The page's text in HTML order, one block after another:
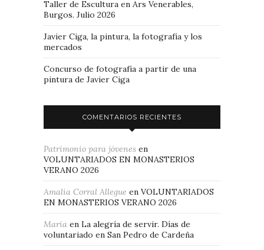
Taller de Escultura en Ars Venerables,
Burgos. Julio 2026
Javier Ciga, la pintura, la fotografía y los
mercados
Concurso de fotografía a partir de una
pintura de Javier Ciga
COMENTARIOS RECIENTES
Patrimonio para jóvenes en
VOLUNTARIADOS EN MONASTERIOS
VERANO 2026
Amalia Corral Allegue en VOLUNTARIADOS
EN MONASTERIOS VERANO 2026
Maria en La alegría de servir. Días de
voluntariado en San Pedro de Cardeña